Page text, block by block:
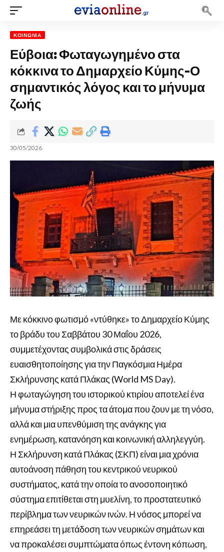
ΚΟΙΝΩΝΊΑ
Εύβοια: Φωταγωγημένο στα
κόκκινα το Δημαρχείο Κύμης-Ο
σημαντικός λόγος και το μήνυμα
ζωής
30/05/2026
Με κόκκινο φωτισμό «ντύθηκε» το Δημαρχείο Κύμης
το βράδυ του Σαββάτου 30 Μαΐου 2026,
συμμετέχοντας συμβολικά στις δράσεις
ευαισθητοποίησης για την Παγκόσμια Ημέρα
Σκλήρυνσης κατά Πλάκας (World MS Day).
Η φωταγώγηση του ιστορικού κτιρίου αποτελεί ένα
μήνυμα στήριξης προς τα άτομα που ζουν με τη νόσο,
αλλά και μια υπενθύμιση της ανάγκης για
ενημέρωση, κατανόηση και κοινωνική αλληλεγγύη.
Η Σκλήρυνση κατά Πλάκας (ΣΚΠ) είναι μια χρόνια
αυτοάνοση πάθηση του κεντρικού νευρικού
συστήματος, κατά την οποία το ανοσοποιητικό
σύστημα επιτίθεται στη μυελίνη, το προστατευτικό
περίβλημα των νευρικών ινών. Η νόσος μπορεί να
επηρεάσει τη μετάδοση των νευρικών σημάτων και
να προκαλέσει συμπτώματα όπως έντονη κόπωση,